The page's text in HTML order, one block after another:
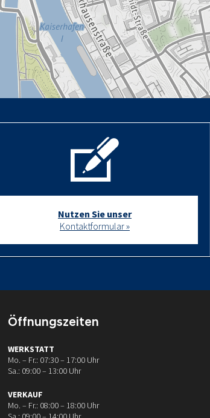
Nutzen Sie unser
Kontaktformular »
Öffnungszeiten
WERKSTATT
Mo. – Fr.: 07:30 – 17:00 Uhr
Sa.: 09:00 – 13:00 Uhr
VERKAUF
Mo. – Fr.: 08:00 – 18:00 Uhr